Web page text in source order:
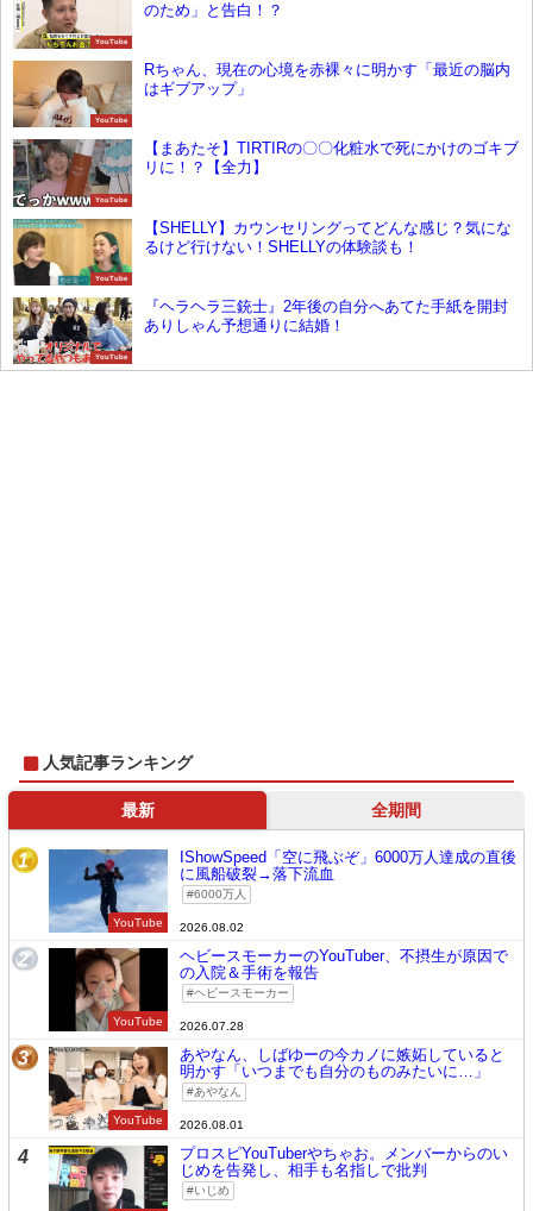
YouTube
のため」と告白！？
YouTube
Rちゃん、現在の心境を赤裸々に明かす「最近の脳内
はギブアップ」
YouTube
【まあたそ】TIRTIRの〇〇化粧水で死にかけのゴキブ
リに！？【全力】
YouTube
【SHELLY】カウンセリングってどんな感じ？気にな
るけど行けない！SHELLYの体験談も！
YouTube
『ヘラヘラ三銃士』2年後の自分へあてた手紙を開封
ありしゃん予想通りに結婚！
人気記事ランキング
最新 全期間
1
YouTube
IShowSpeed「空に飛ぶぞ」6000万人達成の直後
に風船破裂→落下流血
6000万人
2026.08.02
2
YouTube
ヘビースモーカーのYouTuber、不摂生が原因で
の入院＆手術を報告
ヘビースモーカー
2026.07.28
3
YouTube
あやなん、しばゆーの今カノに嫉妬していると
明かす「いつまでも自分のものみたいに…」
あやなん
2026.08.01
4
プロスピYouTuberやちゃお。メンバーからのい
じめを告発し、相手も名指しで批判
いじめ